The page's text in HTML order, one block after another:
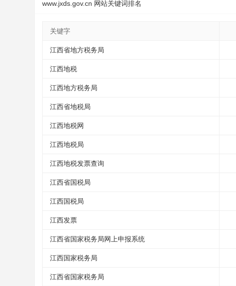
www.jxds.gov.cn 网站关键词排名
关键字
江西省地方税务局
江西地税
江西地方税务局
江西省地税局
江西地税网
江西地税局
江西地税发票查询
江西省国税局
江西国税局
江西发票
江西省国家税务局网上申报系统
江西国家税务局
江西省国家税务局